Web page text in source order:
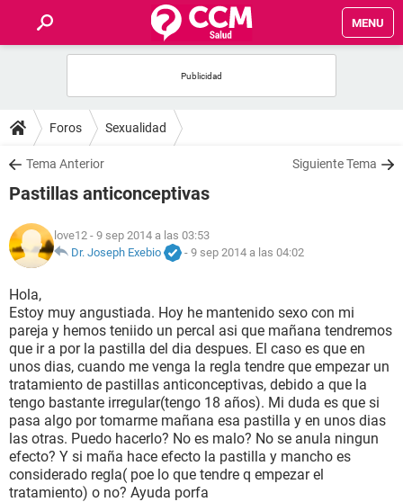
MENU
FOROS
SALUD
NUTRICIÓN
BIENESTAR
SEXUALIDAD
GLOSARIO
Foros Sexualidad
Tema Anterior Siguiente Tema
Pastillas anticonceptivas
love12 - 9 sep 2014 a las 03:53
Dr. Joseph Exebio
- 9 sep 2014 a las 04:02
Hola,
Estoy muy angustiada. Hoy he mantenido sexo con mi
pareja y hemos teniido un percal asi que mañana tendremos
que ir a por la pastilla del dia despues. El caso es que en
unos dias, cuando me venga la regla tendre que empezar un
tratamiento de pastillas anticonceptivas, debido a que la
tengo bastante irregular(tengo 18 años). Mi duda es que si
pasa algo por tomarme mañana esa pastilla y en unos dias
las otras. Puedo hacerlo? No es malo? No se anula ningun
efecto? Y si maña hace efecto la pastilla y mancho es
considerado regla( poe lo que tendre q empezar el
tratamiento) o no? Ayuda porfa